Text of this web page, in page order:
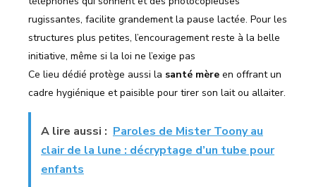
rugissantes, facilite grandement la pause lactée. Pour les
structures plus petites, l’encouragement reste à la belle
initiative, même si la loi ne l’exige pas
Ce lieu dédié protège aussi la santé mère en offrant un
cadre hygiénique et paisible pour tirer son lait ou allaiter.
A lire aussi : Paroles de Mister Toony au
clair de la lune : décryptage d’un tube pour
enfants